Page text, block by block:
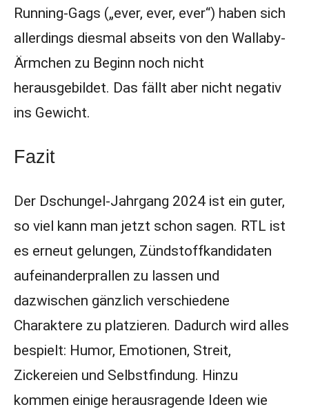
Running-Gags („ever, ever, ever“) haben sich
allerdings diesmal abseits von den Wallaby-
Ärmchen zu Beginn noch nicht
herausgebildet. Das fällt aber nicht negativ
ins Gewicht.
Fazit
Der Dschungel-Jahrgang 2024 ist ein guter,
so viel kann man jetzt schon sagen. RTL ist
es erneut gelungen, Zündstoffkandidaten
aufeinanderprallen zu lassen und
dazwischen gänzlich verschiedene
Charaktere zu platzieren. Dadurch wird alles
bespielt: Humor, Emotionen, Streit,
Zickereien und Selbstfindung. Hinzu
kommen einige herausragende Ideen wie